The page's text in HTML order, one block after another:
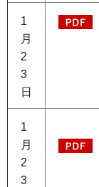
1
月
2
3
日
1
月
2
3